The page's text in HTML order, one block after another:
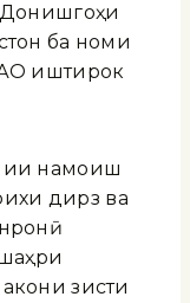
ба номи
иштирок
намоиш
дирӯз ва
зисти